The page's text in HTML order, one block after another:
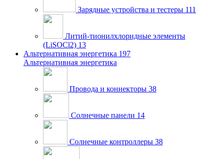
Зарядные устройства и тестеры 111
Литий-тионилхлоридные элементы
(LiSOCl2) 13
Альтернативная энергетика 197
Альтернативная энергетика
Провода и коннекторы 38
Солнечные панели 14
Солнечные контроллеры 38